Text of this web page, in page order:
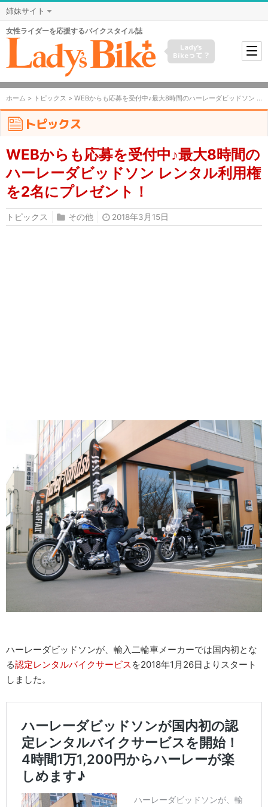
姉妹サイト
女性ライダーを応援するバイクスタイル誌
Lady's
Bikeって？
ホーム > トピックス > WEBからも応募を受付中♪最大8時間のハーレーダビッドソン レンタル利用権を2名にプレゼント！
トピックス
WEBからも応募を受付中♪最大8時間の
ハーレーダビッドソン レンタル利用権
を2名にプレゼント！
トピックス その他 2018年3月15日
ハーレーダビッドソンが、輸入二輪車メーカーでは国内初とな
る認定レンタルバイクサービス を2018年1月26日よりスタート
しました。